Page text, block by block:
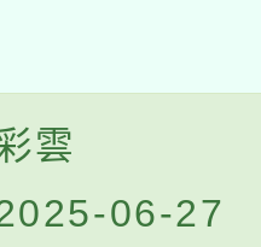
雲
06-27